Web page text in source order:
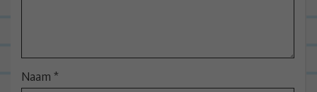
Naam*